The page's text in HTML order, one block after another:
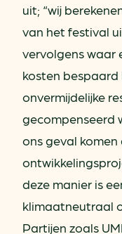
uit; “wij
van het festival
vervolgens waar
kosten bespaard
onvermijdelijke
gecompenseerd
ons geval
deze manier is
klimaatneutraal
Partijen zoals